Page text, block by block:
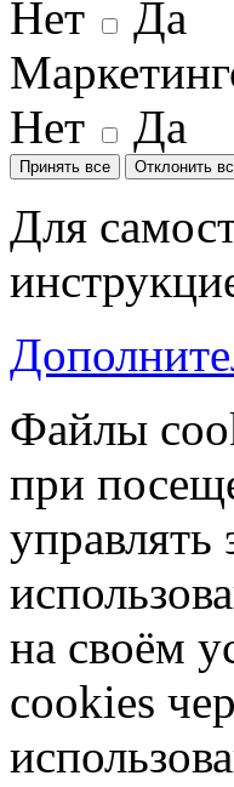
Нет
Да
Нет
Да
Принять все Отклонить
Для
Файлы
при
на своём
cookies